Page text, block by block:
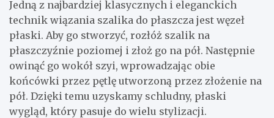
Jedną z najbardziej klasycznych i eleganckich
technik wiązania szalika do płaszcza jest węzeł
płaski. Aby go stworzyć, rozłóż szalik na
płaszczyźnie poziomej i złoż go na pół. Następnie
owinąć go wokół szyi, wprowadzając obie
końcówki przez pętlę utworzoną przez złożenie na
pół. Dzięki temu uzyskamy schludny, płaski
wygląd, który pasuje do wielu stylizacji.